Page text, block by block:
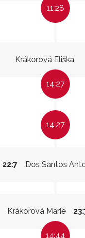
11:28
Krákorová Eliška
14:27
14:27
Dos Santos
22:7
Krákorová Marie
14:44